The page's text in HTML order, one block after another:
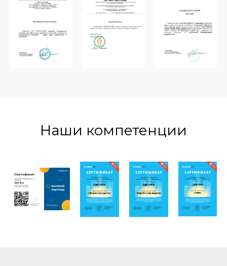
Наши компетенции